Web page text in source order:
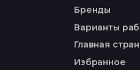
Бренды
Варианты
Главная
Избранное